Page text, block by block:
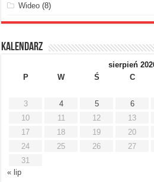
Wideo (8)
Kalendarz
sierpień
P
W Ś C
3
4 5 6
10
11 12 13
17
18 19 20
24
25 26 27
31
« lip